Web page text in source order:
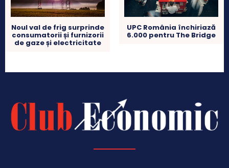
Noul val de frig surprinde
consumatorii și furnizorii
de gaze și electricitate
UPC România închiriază
6.000 pentru The Bridge